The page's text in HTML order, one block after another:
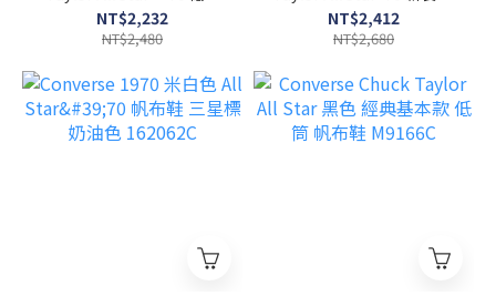
黑色 新製款 162058C
NT$2,232
NT$2,480
色 高筒 奶油底 三星標
162050C
NT$2,412
NT$2,680